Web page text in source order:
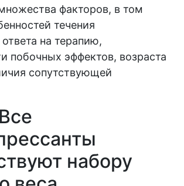
факторов, в том
течения
на терапию,
побочных эффектов, возраста
сопутствующей
набору